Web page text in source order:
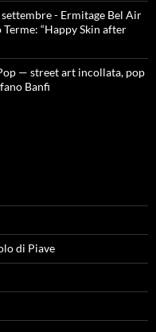
- Ermitage Bel Air
“Happy Skin after
— street art incollata, pop
Banfi
di Piave